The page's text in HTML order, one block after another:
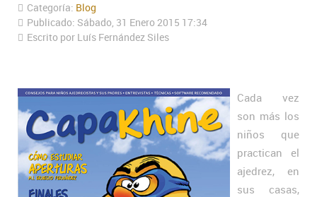
Categoría: Blog
Publicado: Sábado, 31 Enero 2015 17:34
Escrito por Luís Fernández Siles
Cada vez
son más los
niños que
practican el
ajedrez, en
sus casas,